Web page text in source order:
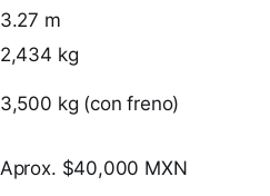
3.27 m
2,434 kg
3,500 kg (con freno)
Aprox. $40,000 MXN